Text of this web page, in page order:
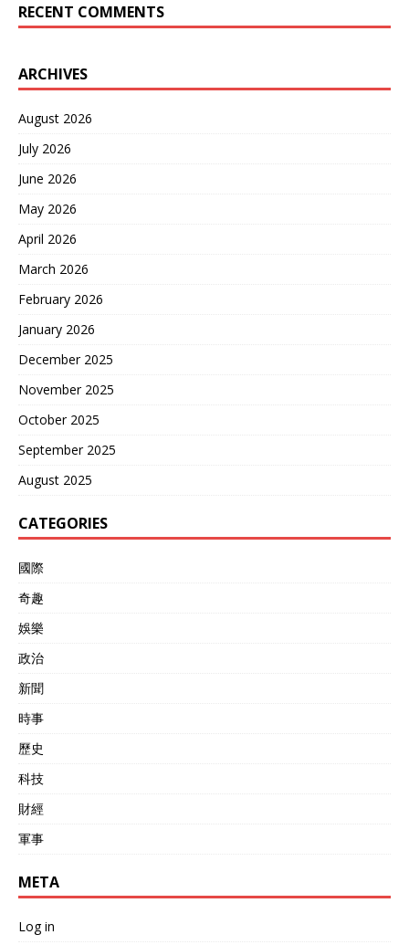
调美国的否决票不但与全球
大多数国家的立场背道而
道局势雪上加霜。 美国行使
否决权，让安理会在推动停
僵局。 联合国秘书长以及多
个人道主义组织再次呼吁，
无论政治分歧如何，保护平
民生命应是国际社会的首要
依旧不容乐观。救援物资匮
乏，医疗体系接近瘫痪，数
十万流离失所的平民急需庇
护。 第三件大事 中东局势
起。 近日，以色列不仅在加
沙地区保持高强度的军事打
击，还将行动范围进一步扩
大至叙利亚境内。 据以色列
利亚首都大马士革的一处重
要军事设施展开了空袭，目
部大门。 叙利亚官方通讯社
后，大马士革多地陷入混
现场，试图挽救更多伤者的
生命。 但依旧造成了1人死
亡、18人受伤。 叙利亚当局
在 26日 公开发表声明，强
烈谴责以色列针对叙利亚南
系列军事行动严重侵犯了叙
利亚的主权与领土完整。 并
采取实际措施，对以色列进
行制约，防止局势进一步失
控。 怎么说呢，如今的以色
列仿佛是一架无人驾驶的战
会多次施压对方都无动于
衷，现在想通过联合国来阻
止以色列在叙利亚的军事打
击，短期内恐怕依旧困难重
巴勒斯坦问题依然悬而未
决。…
RECENT COMMENTS
ARCHIVES
August 2026
July 2026
June 2026
May 2026
April 2026
March 2026
February 2026
January 2026
December 2025
November 2025
October 2025
September 2025
August 2025
CATEGORIES
國際
奇趣
娛樂
政治
新聞
時事
歷史
科技
財經
軍事
META
Log in